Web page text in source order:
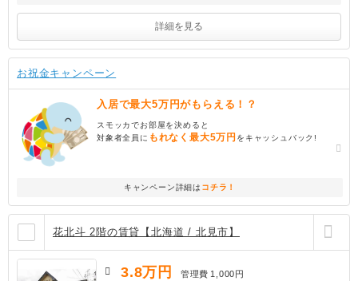
詳細を見る
お祝金キャンペーン
入居で最大5万円がもらえる！？
スモッカでお部屋を決めると
対象者全員に もれなく最大5万円 をキャッシュバック!
キャンペーン詳細は コチラ！
花北斗 2階の賃貸【北海道 / 北見市】
3.8万円 管理費 1,000円